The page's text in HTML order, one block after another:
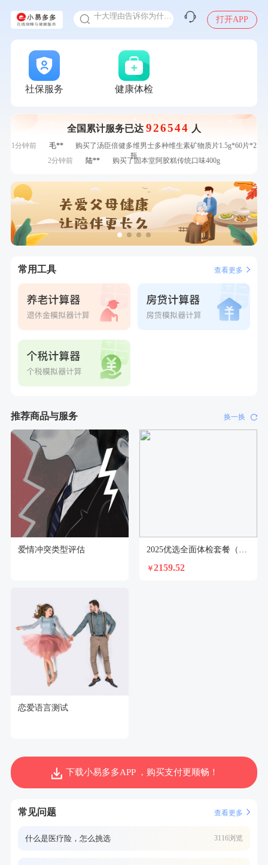
感染人偏肺病毒就会得肺炎吗
入职体检在线预约
甲状腺癌怎么筛查
打开APP
社保服务 健康体检
全国累计服务已达 926544 人
7分钟前 叶**
成功预约了女性防癌筛查套餐
7分钟前
李**
购买了七年五季黑咖啡速溶低脂无添加蔗糖美式咖啡粉
24g*2盒
购买了K3颈椎按摩仪（浅灰色）
刚刚
购买了K3颈椎按摩仪（浅灰色）
1分钟前
江**
成功预约了女性VIP体检套餐
1分钟前
毛**
购买了汤臣倍健多维男士多种维生素矿物质片1.5g*60片*2
瓶
2分钟前 陆**
购买了固本堂阿胶糕传统口味400g
杜**
成功预约了标准体检套餐（男）
4分钟前
黎**
购买了厨房家用多功能不锈钢刀具六件套装
6分钟前
罗**
购买了美的体重秤 MO-CW5 白色
成功预约女性常规体检套餐
7分钟前
李**
购买了七年五季黑咖啡速溶低脂无添加蔗糖美式咖啡粉
刚刚
购买了K3颈椎按摩仪（浅灰色）
常用工具 查看更多
推荐商品与服务 换一换
爱情冲突类型评估
￥2159.52
恋爱语言测试
下载小易多多APP ，购买支付更顺畅！
常见问题 查看更多
什么是医疗险，怎么挑选 3116浏览